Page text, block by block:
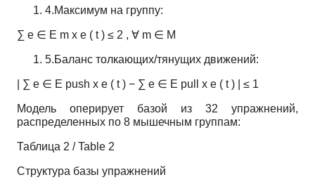
4.Максимум на группу:
∑ e ∈ E m x e ( t ) ≤ 2 , ∀ m ∈ M
5.Баланс толкающих/тянущих движений:
∑ e ∈ E push x e ( t ) − ∑ e ∈ E pull x e ( t ) ≤ 1
Модель оперирует базой из 32 упражнений,
распределенных по 8 мышечным группам:
Таблица 2 / Table 2
Структура базы упражнений